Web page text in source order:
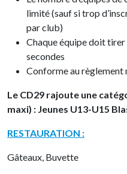
limité (sauf si trop
par club)
Chaque équipe doit
secondes
Conforme au règlement
Le CD29 rajoute une
maxi) : Jeunes U13-U15
RESTAURATION :
Gâteaux, Buvette